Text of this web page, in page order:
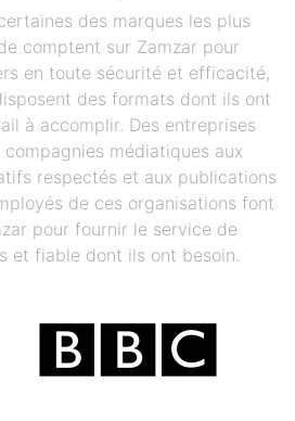
des marques les plus
comptent sur Zamzar pour
en toute sécurité et efficacité,
des formats dont ils ont
à accomplir. Des entreprises
médiatiques aux
respectés et aux publications
de ces organisations font
pour fournir le service de
et fiable dont ils ont besoin.